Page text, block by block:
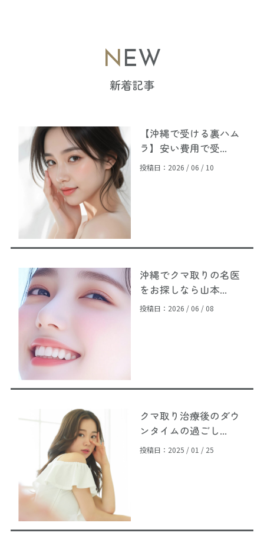
NEW
新着記事
【沖縄で受ける裏ハム
ラ】安い費用で受...
投稿日：2026 / 06 / 10
沖縄でクマ取りの名医
をお探しなら山本...
投稿日：2026 / 06 / 08
クマ取り治療後のダウ
ンタイムの過ごし...
投稿日：2025 / 01 / 25